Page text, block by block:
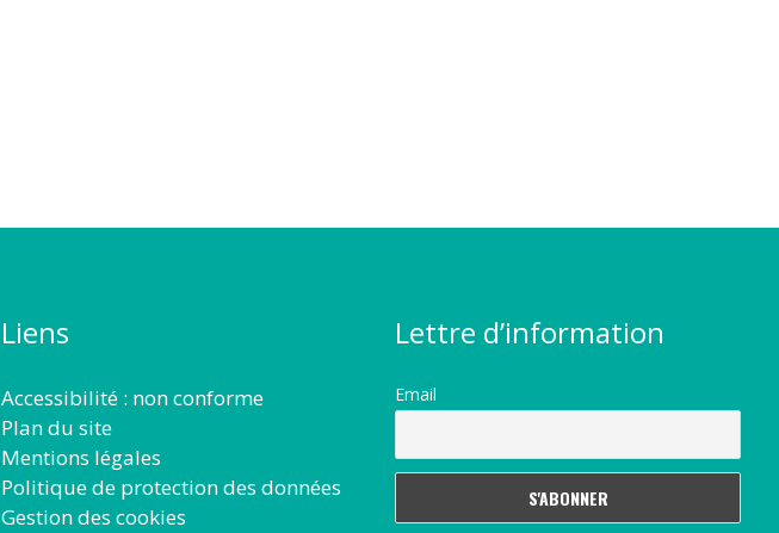
Liens
Accessibilité : non conforme
Plan du site
Mentions légales
Politique de protection des données
Gestion des cookies
Lettre d’information
Email